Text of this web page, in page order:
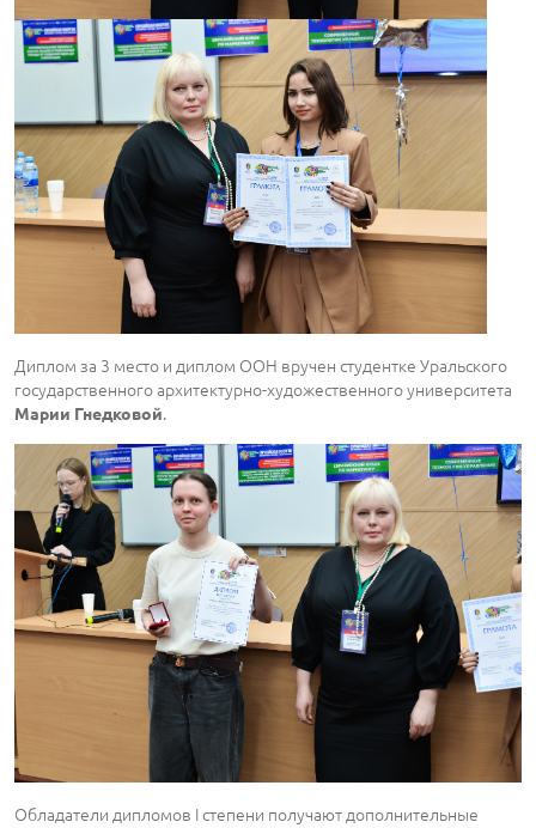
Диплом за 3 место и диплом ООН вручен студентке Уральского
государственного архитектурно-художественного университета
Марии Гнедковой.
Обладатели дипломов I степени получают дополнительные